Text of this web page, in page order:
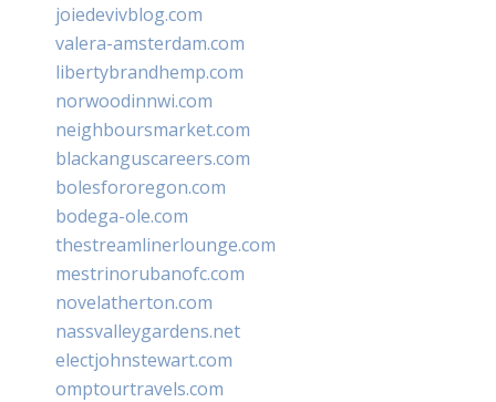
joiedevivblog.com
valera-amsterdam.com
libertybrandhemp.com
norwoodinnwi.com
neighboursmarket.com
blackanguscareers.com
bolesfororegon.com
bodega-ole.com
thestreamlinerlounge.com
mestrinorubanofc.com
novelatherton.com
nassvalleygardens.net
electjohnstewart.com
omptourtravels.com